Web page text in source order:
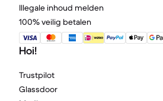
Illegale inhoud melden
100% veilig betalen
Hoi!
Trustpilot
Glassdoor